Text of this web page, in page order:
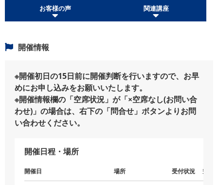
お客様の声 関連講座
開催情報
※開催初日の15日前に開催判断を行いますので、お早
めにお申し込みをお願いいたします。
※開催情報欄の「空席状況」が「×空席なし(お問い合
わせ)」の場合は、右下の「問合せ」ボタンよりお問
い合わせください。
開催日程・場所
開催日 場所 受付状況 空席